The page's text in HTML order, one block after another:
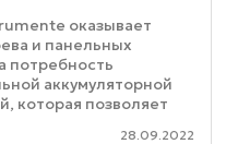
оказывает
и панельных
потребность
аккумуляторной
которая позволяет
в различных ...
28.09.2022